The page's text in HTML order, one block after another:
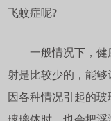
飞蚊症呢?
一般情况下，健
射是比较少的，能够
因各种情况引起的